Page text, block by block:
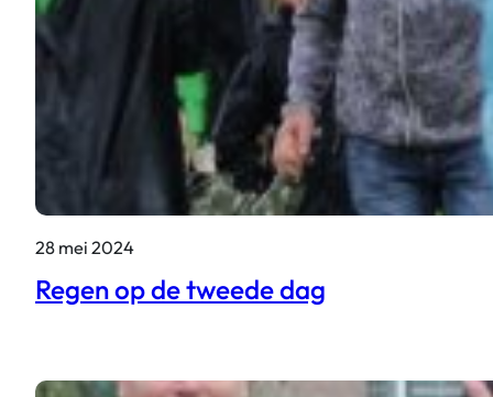
28 mei 2024
Regen op de tweede dag